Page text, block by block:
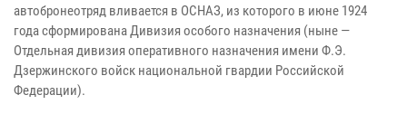
автобронеотряд вливается в ОСНАЗ, из которого в июне 1924
года сформирована Дивизия особого назначения (ныне —
Отдельная дивизия оперативного назначения имени Ф.Э.
Дзержинского войск национальной гвардии Российской
Федерации).